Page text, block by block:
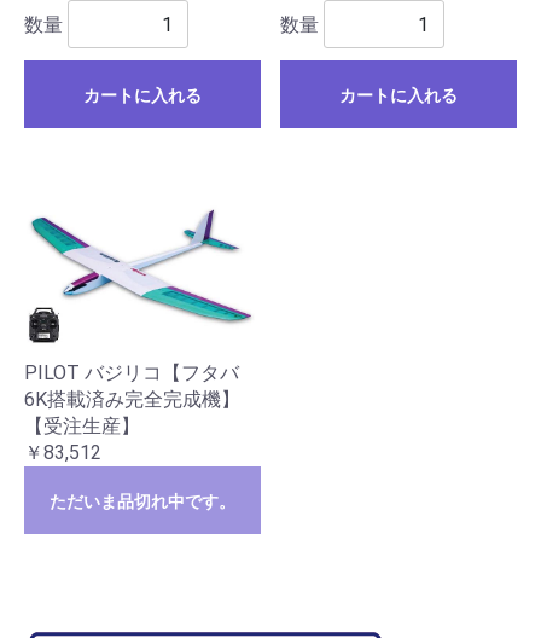
数量
カートに入れる
数量
カートに入れる
PILOT バジリコ【フタバ
6K搭載済み完全完成機】
【受注生産】
￥83,512
ただいま品切れ中です。